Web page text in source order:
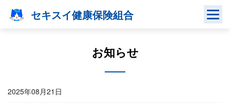
セキスイ健康保険組合
お知らせ
2025年08月21日